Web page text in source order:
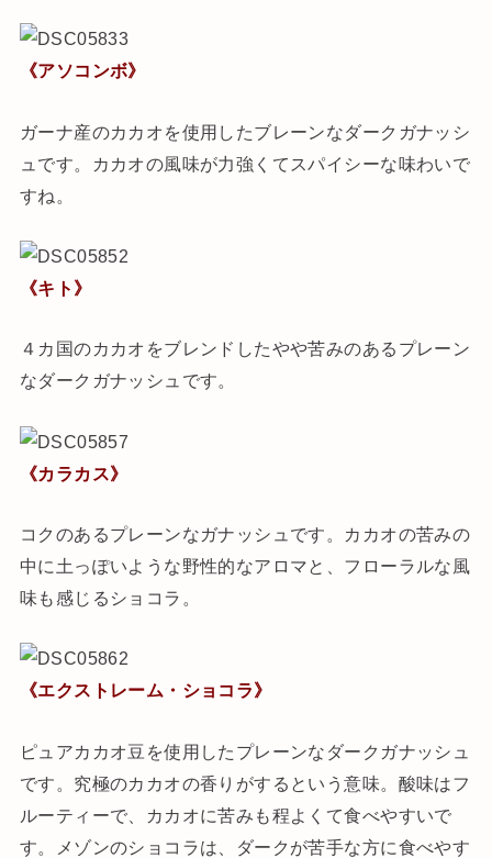
《アソコンボ》
ガーナ産のカカオを使用したブレーンなダークガナッシ
ュです。カカオの風味が力強くてスパイシーな味わいで
すね。
《キト》
４カ国のカカオをブレンドしたやや苦みのあるプレーン
なダークガナッシュです。
《カラカス》
コクのあるプレーンなガナッシュです。カカオの苦みの
中に土っぽいような野性的なアロマと、フローラルな風
味も感じるショコラ。
《エクストレーム・ショコラ》
ピュアカカオ豆を使用したプレーンなダークガナッシュ
です。究極のカカオの香りがするという意味。酸味はフ
ルーティーで、カカオに苦みも程よくて食べやすいで
す。メゾンのショコラは、ダークが苦手な方に食べやす